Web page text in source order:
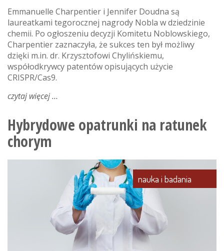
Emmanuelle Charpentier i Jennifer Doudna są
laureatkami tegorocznej nagrody Nobla w dziedzinie
chemii. Po ogłoszeniu decyzji Komitetu Noblowskiego,
Charpentier zaznaczyła, że sukces ten był możliwy
dzięki m.in. dr. Krzysztofowi Chylińskiemu,
współodkrywcy patentów opisujących użycie
CRISPR/Cas9.
czytaj więcejo
współodkrywcą
–
nagrodzonej
noblem
chemii
Hybrydowe opatrunki na ratunek
chorym
nauka i badania